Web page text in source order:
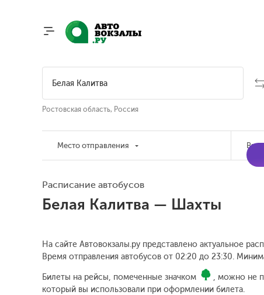
Ростовская область, Россия
Место отправления
Расписание автобусов
Белая Калитва — Шахты
На сайте Автовокзалы.ру представлено актуальное
Время отправления автобусов от 02:20 до 23:30.
Билеты на рейсы, помеченные значком
, можно не
который вы использовали при оформлении билета.